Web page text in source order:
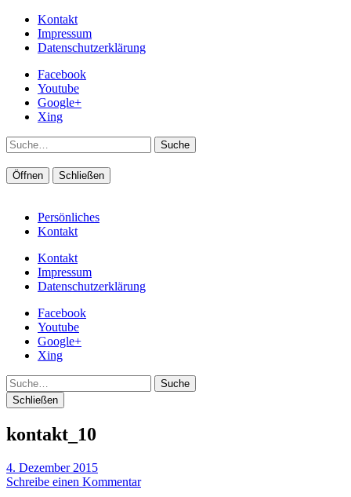
Kontakt
Impressum
Datenschutzerklärung
Facebook
Youtube
Google+
Xing
Suche
Öffnen Schließen
Persönliches
Kontakt
Kontakt
Impressum
Datenschutzerklärung
Facebook
Youtube
Google+
Xing
Suche
Schließen
kontakt_10
4. Dezember 2015
Schreibe einen Kommentar